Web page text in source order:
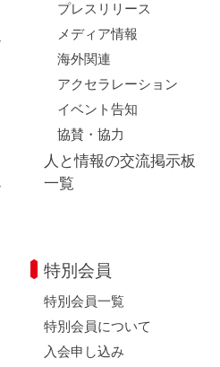
プレスリリース
メディア情報
海外関連
アクセラレーション
イベント告知
協賛・協力
人と情報の交流掲示板
一覧
特別会員
特別会員一覧
特別会員について
入会申し込み